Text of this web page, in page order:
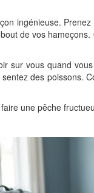
ingénieuse.
de vos
sur vous quand
des poissons.
une pêche